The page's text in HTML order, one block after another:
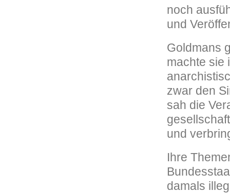
noch
und
Goldmans
machte sie
zwar den
sah die
und
Ihre
damals